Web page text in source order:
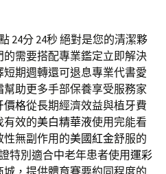
24分 24秒絕對是您的清潔夥
的需要搭配專業鑑定立即解決
短期週轉還可退息專業代書愛
幫助更多手部保養享受服務家
價格從長期經濟效益與植牙費
有效的美白精華液使用完能看
性無副作用的美國紅金舒服的
特別適合中老年患者使用運彩
，提供體育賽要約同程度的